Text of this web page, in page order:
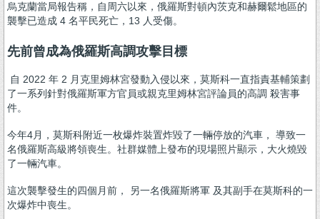
烏克蘭當局報告稱，自周六以來，俄羅斯對頓內茨克和赫爾鬆地區的
襲擊已造成 4 名平民死亡，13 人受傷。
先前曾成為俄羅斯高調攻擊目標
自 2022 年 2 月克里姆林宮發動入侵以來，莫斯科一直指責基輔策劃
了一系列針對俄羅斯軍方官員或親克里姆林宮評論員的高調 殺害事
件。
今年4月，莫斯科附近一枚爆炸裝置炸毀了一輛停放的汽車， 導致一
名俄羅斯高級將領喪生。社群媒體上發布的現場照片顯示，大火燒毀
了一輛汽車。
這次襲擊發生的四個月前， 另一名俄羅斯將軍 及其副手在莫斯科的一
次爆炸中喪生。